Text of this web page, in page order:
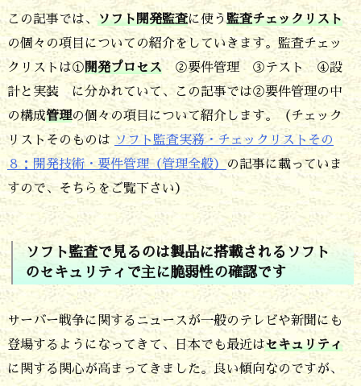
理
チ
ェ
ッ
ク
リ
ス
ト
の
４
つ
目
は
セ
この記事では、 ソフト開発監査に使う監査チェックリスト
の個々の項目についての紹介をしていきます。監査チェッ
クリストは①開発プロセス ②要件管理 ③テスト ④設
計と実装 に分かれていて、この記事では②要件管理の中
の構成管理の個々の項目について紹介します。（チェック
リストそのものは ソフト監査実務・チェックリストその
８：開発技術・要件管理（管理全般）の記事に載っていま
すので、そちらをご覧下さい）
ソフト監査で見るのは製品に搭載されるソフト
のセキュリティで主に脆弱性の確認です
サーバー戦争に関するニュースが一般のテレビや新聞にも
登場するようになってきて、日本でも最近はセキュリティ
に関する関心が高まってきました。良い傾向なのですが、